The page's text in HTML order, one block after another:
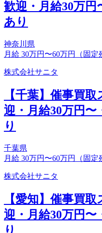
歓迎・月給30万
あり
神奈川県
月給 30万円〜60万円（固定
株式会社サニタ
【千葉】催事買
迎・月給30万円
り
千葉県
月給 30万円〜60万円（固定
株式会社サニタ
【愛知】催事買
迎・月給30万円
り